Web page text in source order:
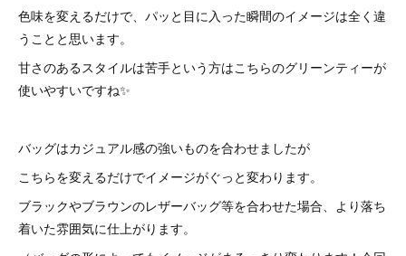
色味を変えるだけで、パッと目に入った瞬間のイメージは全く違
うことと思います。
甘さのあるスタイルは苦手という方はこちらのグリーンティーが
使いやすいですね✨
バッグはカジュアル感の強いものを合わせましたが
こちらを変えるだけでイメージがぐっと変わります。
ブラックやブラウンのレザーバッグ等を合わせた場合、より落ち
着いた雰囲気に仕上がります。